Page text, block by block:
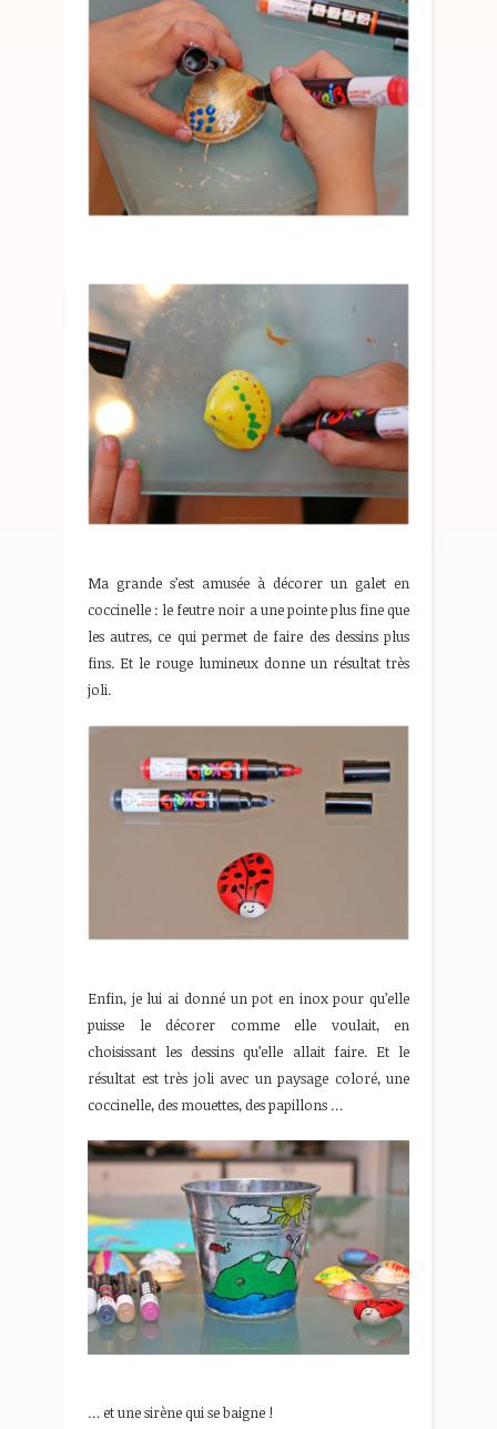
Ma grande s’est amusée à décorer un galet en
coccinelle : le feutre noir a une pointe plus fine que
les autres, ce qui permet de faire des dessins plus
fins. Et le rouge lumineux donne un résultat très
joli.
Enfin, je lui ai donné un pot en inox pour qu’elle
puisse le décorer comme elle voulait, en
choisissant les dessins qu’elle allait faire. Et le
résultat est très joli avec un paysage coloré, une
coccinelle, des mouettes, des papillons …
… et une sirène qui se baigne !